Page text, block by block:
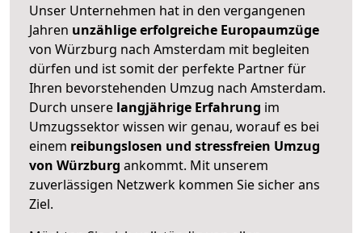
Unser Unternehmen hat in den vergangenen
Jahren unzählige erfolgreiche Europaumzüge
von Würzburg nach Amsterdam mit begleiten
dürfen und ist somit der perfekte Partner für
Ihren bevorstehenden Umzug nach Amsterdam.
Durch unsere langjährige Erfahrung im
Umzugssektor wissen wir genau, worauf es bei
einem reibungslosen und stressfreien Umzug
von Würzburg ankommt. Mit unserem
zuverlässigen Netzwerk kommen Sie sicher ans
Ziel.